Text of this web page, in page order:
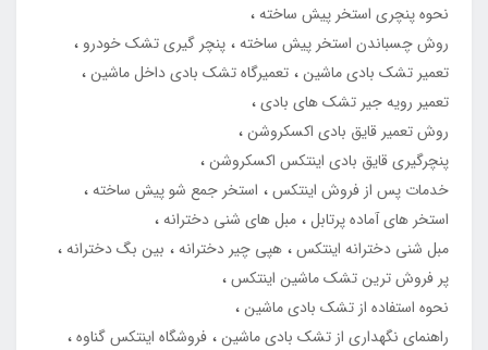
نحوه پنچری استخر پیش ساخته
روش چسباندن استخر پیش ساخته پنچر گیری تشک خودرو
تعمیر تشک بادی ماشین تعمیرگاه تشک بادی داخل ماشین
تعمیر رویه جیر تشک های بادی
روش تعمیر قایق بادی اکسکروشن
پنچرگیری قایق بادی اینتکس اکسکروشن
خدمات پس از فروش اینتکس
استخر جمع شو پیش ساخته
استخر های آماده پرتابل مبل های شنی دخترانه
مبل شنی دخترانه اینتکس هپی چیر دخترانه
بین بگ دخترانه
پر فروش ترین تشک ماشین اینتکس
نحوه استفاده از تشک بادی ماشین
راهنمای نگهداری از تشک بادی ماشین فروشگاه اینتکس گناوه